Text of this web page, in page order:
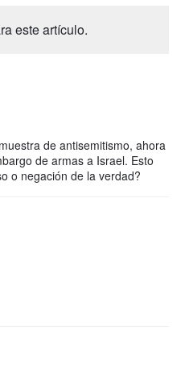
este artículo.
de antisemitismo, ahora
de armas a Israel. Esto
o negación de la verdad?